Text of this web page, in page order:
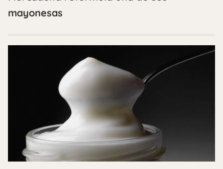
mayonesas